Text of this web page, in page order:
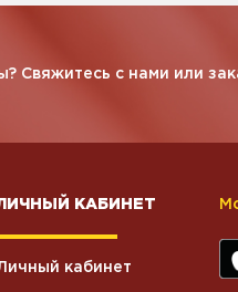
Свяжитесь с нами или
КАБИНЕТ
кабинет